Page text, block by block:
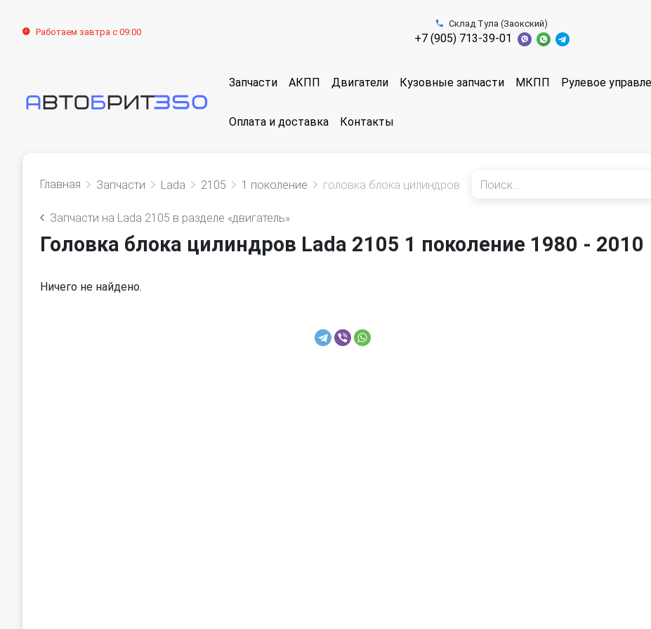
Работаем завтра с 09:00
Склад Тула (Заокский)
+7 (905) 713-39-01
Запчасти АКПП Двигатели Кузовные запчасти МКПП Рулевое
Оплата и доставка Контакты
Главная Запчасти Lada 2105 1 поколение головка блока цилиндров
Запчасти на Lada 2105 в разделе «двигатель»
Головка блока цилиндров Lada 2105 1 поколение 1980 - 2010
Ничего не найдено.